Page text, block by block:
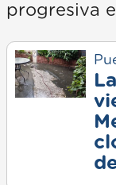
progresiva